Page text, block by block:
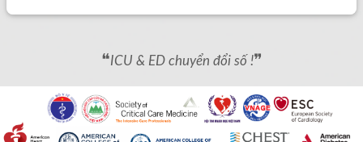
❝ICU & ED chuyển đổi số !❞